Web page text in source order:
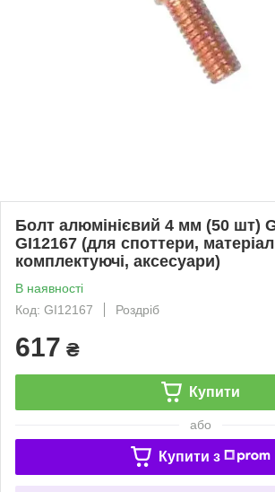
Болт алюмінієвий 4 мм (50 шт)
GI12167 (для споттери,
комплектуючі, аксесуари)
В наявності
Код: GI12167
Роздріб
617 ₴
Купити
або
Купити з